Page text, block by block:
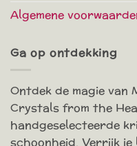
Algemene
Ga op ontdekking
Ontdek de magie van
Crystals from the
handgeselecteerde